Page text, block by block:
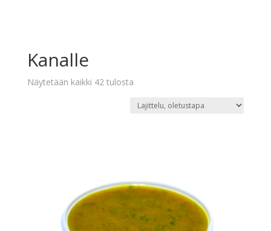
Kanalle
Näytetään kaikki 42 tulosta